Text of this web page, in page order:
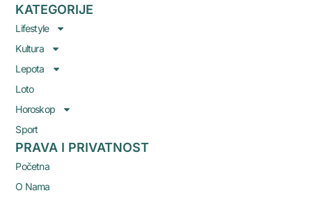
KATEGORIJE
Lifestyle
Kultura
Lepota
Loto
Horoskop
Sport
PRAVA I PRIVATNOST
Početna
O Nama